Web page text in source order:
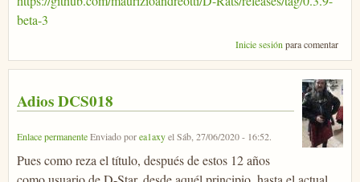
beta-3
Inicie sesión para comentar
Adios DCS018
Enlace permanenteEnviado porea1axyelSáb, 27/06/2020 - 16:52.
Pues como reza el título, después de estos 12 años